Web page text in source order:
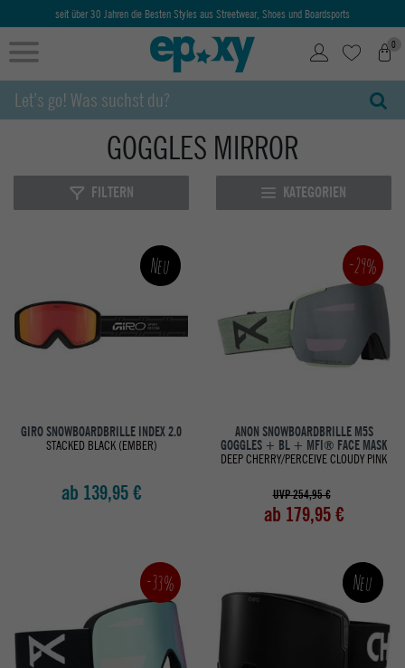
seit über 30 Jahren die Besten Styles aus Streetwear, Shoes und Boardsports
0
GOGGLES MIRROR
FILTERN KATEGORIEN
Neu
GIRO SNOWBOARDBRILLE INDEX 2.0
STACKED BLACK (EMBER)
ab 139,95 €
-29%
ANON SNOWBOARDBRILLE M5S
GOGGLES + BL + MFI® FACE MASK
DEEP CHERRY/PERCEIVE CLOUDY PINK
UVP 254,95 €
ab 179,95 €
-33% Neu